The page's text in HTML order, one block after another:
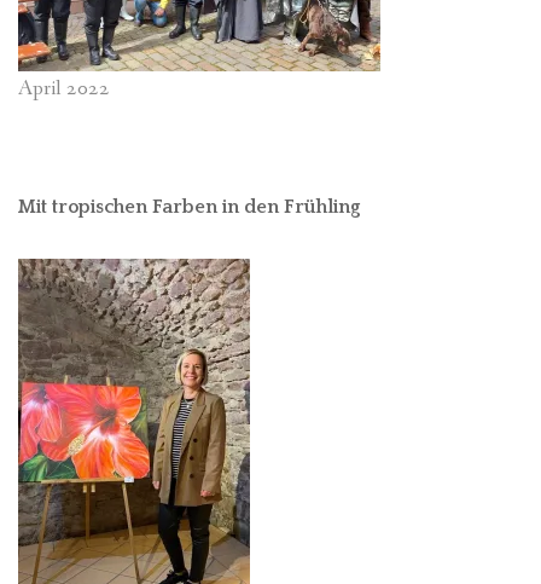
April 2022
Mit tropischen Farben in den Frühling